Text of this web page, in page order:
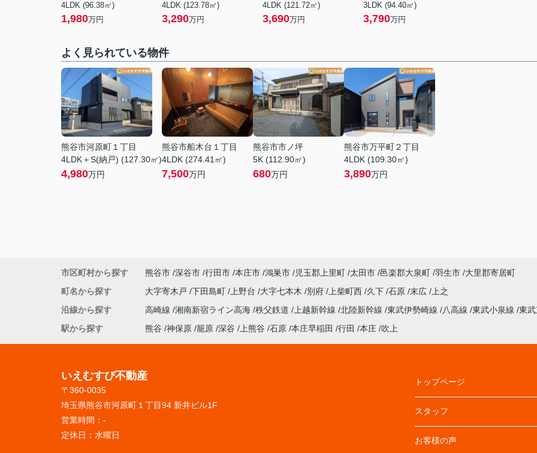
4LDK (96.38㎡)
1,980万円
4LDK (123.78㎡)
3,290万円
4LDK (121.72㎡)
3,690万円
3LDK (94.40㎡)
3,790万円
よく見られている物件
熊谷市河原町１丁目
4LDK＋S(納戸) (127.30㎡)
4,980万円
熊谷市船木台１丁目
4LDK (274.41㎡)
7,500万円
熊谷市市ノ坪
5K (112.90㎡)
680万円
熊谷市万平町２丁目
4LDK (109.30㎡)
3,890万円
市区町村から探す 熊谷市 深谷市 行田市 本庄市 鴻巣市 児玉郡上里町 太田市 邑楽郡大泉町 羽生市 大里郡寄居町
町名から探す
大字寄木戸 下田島町 上野台 大字七本木 別府 上柴町西 久下 石原 末広
上之
沿線から探す
高崎線 湘南新宿ライン高海 秩父鉄道 上越新幹線 北陸新幹線 東武伊勢崎線 八高線 東武小泉線 東
駅から探す
熊谷 神保原 籠原 深谷 上熊谷 石原 本庄早稲田 行田 本庄 吹上
いえむすび不動産
〒360-0035
埼玉県熊谷市河原町１丁目94 新井ビル1F
営業時間： -
定休日： 水曜日
トップページ
スタッフ
お客様の声